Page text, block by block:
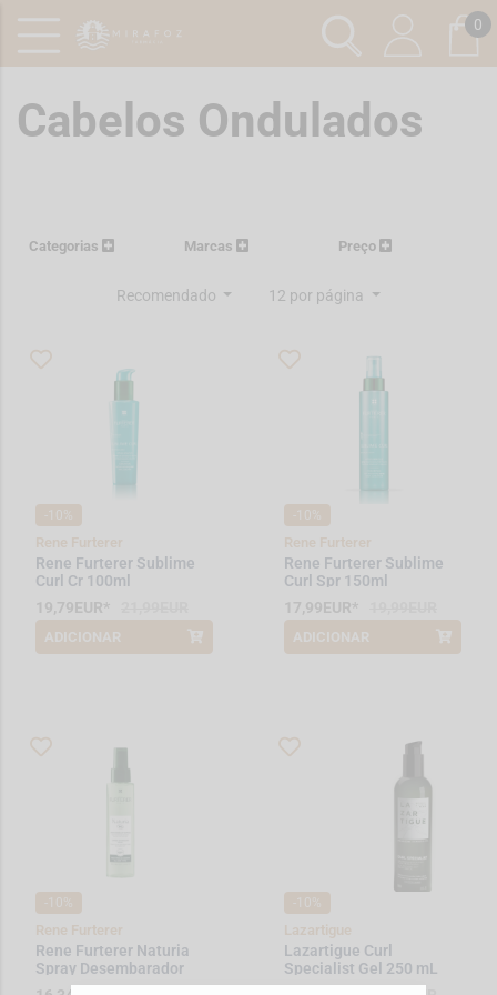
0
Cabelos Ondulados
Categorias Marcas Preço
Recomendado 12 por página
Rene Furterer
Rene Furterer Sublime
Curl Cr 100ml
19,79EUR*
*Promoção válida de 2026-08-01 a
ADICIONAR
Rene Furterer
Rene Furterer Sublime
Curl Spr 150ml
17,99EUR*
*Promoção válida de 2026-08-01 a
ADICIONAR
Rene Furterer
Rene Furterer Naturia
Spray Desembarador
200 mL
Lazartigue
Lazartigue Curl
Specialist Gel 250 mL